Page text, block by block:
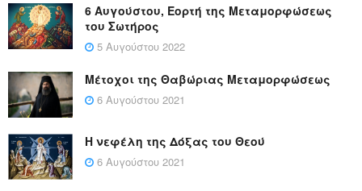
6 Αυγούστου, Εορτή της Μεταμορφώσεως
του Σωτήρος
5 Αυγούστου 2022
Μέτοχοι της Θαβώριας Μεταμορφώσεως
6 Αυγούστου 2021
Η νεφέλη της Δόξας του Θεού
6 Αυγούστου 2021